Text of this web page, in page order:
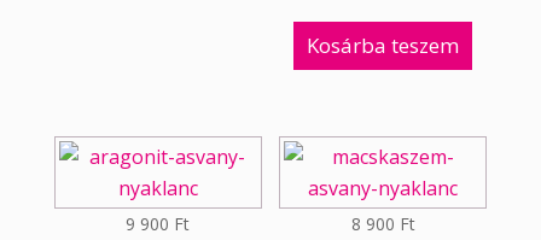
Kosárba teszem
9 900 Ft 8 900 Ft